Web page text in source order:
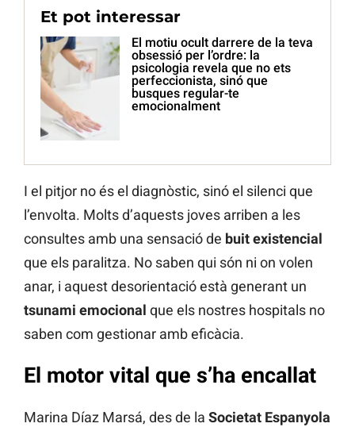
Et pot interessar
El motiu ocult darrere de la teva
obsessió per l’ordre: la
psicologia revela que no ets
perfeccionista, sinó que
busques regular-te
emocionalment
I el pitjor no és el diagnòstic, sinó el silenci que
l’envolta. Molts d’aquests joves arriben a les
consultes amb una sensació de buit existencial
que els paralitza. No saben qui són ni on volen
anar, i aquest desorientació està generant un
tsunami emocional que els nostres hospitals no
saben com gestionar amb eficàcia.
El motor vital que s’ha encallat
Marina Díaz Marsá, des de la Societat Espanyola